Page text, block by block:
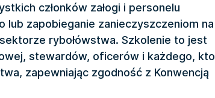
członków załogi i personelu
zapobieganie zanieczyszczeniom na
rybołówstwa. Szkolenie to jest
stewardów, oficerów i każdego, kto
zapewniając zgodność z Konwencją